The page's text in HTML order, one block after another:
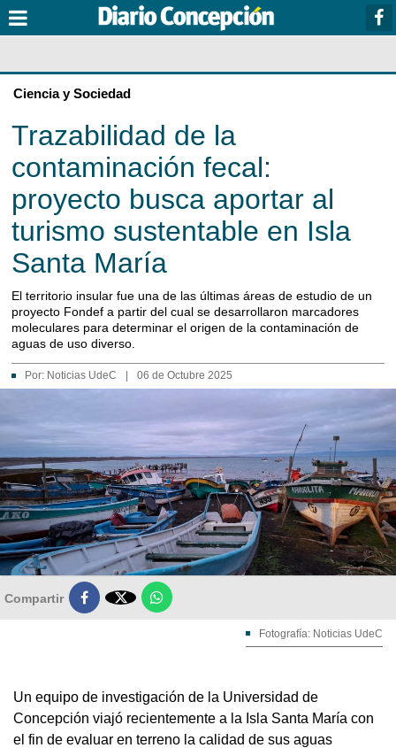
Ciencia y Sociedad
Trazabilidad de la
contaminación fecal:
proyecto busca aportar al
turismo sustentable en Isla
Santa María
El territorio insular fue una de las últimas áreas de estudio de un
proyecto Fondef a partir del cual se desarrollaron marcadores
moleculares para determinar el origen de la contaminación de
aguas de uso diverso.
Por: Noticias UdeC 06 de Octubre 2025
Compartir 
Fotografía: Noticias UdeC
Un equipo de investigación de la Universidad de
Concepción viajó recientemente a la Isla Santa María con
el fin de evaluar en terreno la calidad de sus aguas